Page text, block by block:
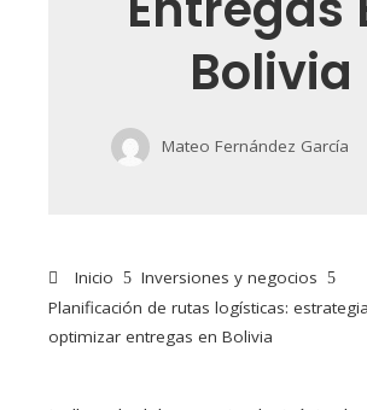
Bolivia
Mateo Fernández García
Inicio
Inversiones y negocios
Planificación de rutas logísticas:
optimizar entregas en Bolivia